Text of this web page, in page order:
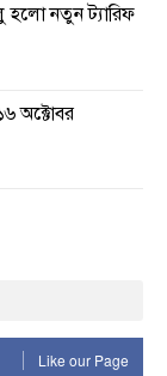
হলো নতুন ট্যারিফ
অক্টোবর
Like our Page